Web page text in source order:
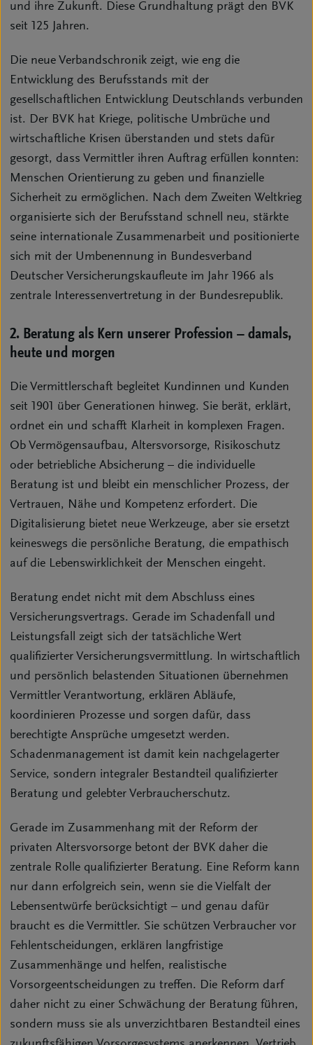
und ihre Zukunft. Diese Grundhaltung prägt den BVK
seit 125 Jahren.
Die neue Verbandschronik zeigt, wie eng die
Entwicklung des Berufsstands mit der
gesellschaftlichen Entwicklung Deutschlands verbunden
ist. Der BVK hat Kriege, politische Umbrüche und
wirtschaftliche Krisen überstanden und stets dafür
gesorgt, dass Vermittler ihren Auftrag erfüllen konnten:
Menschen Orientierung zu geben und finanzielle
Sicherheit zu ermöglichen. Nach dem Zweiten Weltkrieg
organisierte sich der Berufsstand schnell neu, stärkte
seine internationale Zusammenarbeit und positionierte
sich mit der Umbenennung in Bundesverband
Deutscher Versicherungskaufleute im Jahr 1966 als
zentrale Interessenvertretung in der Bundesrepublik.
2. Beratung als Kern unserer Profession – damals,
heute und morgen
Die Vermittlerschaft begleitet Kundinnen und Kunden
seit 1901 über Generationen hinweg. Sie berät, erklärt,
ordnet ein und schafft Klarheit in komplexen Fragen.
Ob Vermögensaufbau, Altersvorsorge, Risikoschutz
oder betriebliche Absicherung – die individuelle
Beratung ist und bleibt ein menschlicher Prozess, der
Vertrauen, Nähe und Kompetenz erfordert. Die
Digitalisierung bietet neue Werkzeuge, aber sie ersetzt
keineswegs die persönliche Beratung, die empathisch
auf die Lebenswirklichkeit der Menschen eingeht.
Beratung endet nicht mit dem Abschluss eines
Versicherungsvertrags. Gerade im Schadenfall und
Leistungsfall zeigt sich der tatsächliche Wert
qualifizierter Versicherungsvermittlung. In wirtschaftlich
und persönlich belastenden Situationen übernehmen
Vermittler Verantwortung, erklären Abläufe,
koordinieren Prozesse und sorgen dafür, dass
berechtigte Ansprüche umgesetzt werden.
Schadenmanagement ist damit kein nachgelagerter
Service, sondern integraler Bestandteil qualifizierter
Beratung und gelebter Verbraucherschutz.
Gerade im Zusammenhang mit der Reform der
privaten Altersvorsorge betont der BVK daher die
zentrale Rolle qualifizierter Beratung. Eine Reform kann
nur dann erfolgreich sein, wenn sie die Vielfalt der
Lebensentwürfe berücksichtigt – und genau dafür
braucht es die Vermittler. Sie schützen Verbraucher vor
Fehlentscheidungen, erklären langfristige
Zusammenhänge und helfen, realistische
Vorsorgeentscheidungen zu treffen. Die Reform darf
daher nicht zu einer Schwächung der Beratung führen,
sondern muss sie als unverzichtbaren Bestandteil eines